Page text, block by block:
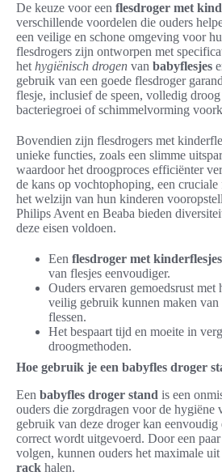
De keuze voor een flesdroger met
verschillende voordelen die ouders
een veilige en schone omgeving voor
flesdrogers zijn ontworpen met
het hygiënisch drogen van babyflesjes
gebruik van een goede flesdroger
flesje, inclusief de speen, volledig
bacteriegroei of schimmelvorming
Bovendien zijn flesdrogers met
unieke functies, zoals een slimme
waardoor het droogproces efficiënter
de kans op vochtophoping, een
het welzijn van hun kinderen
Philips Avent en Beaba bieden
deze eisen voldoen.
Een flesdroger met kinderflesjes
van flesjes eenvoudiger.
Ouders ervaren gemoedsrust met
veilig gebruik kunnen maken van
flessen.
Het bespaart tijd en moeite in
droogmethoden.
Hoe gebruik je een babyfles droger
Een babyfles droger stand is een
ouders die zorgdragen voor de hygiëne
gebruik van deze droger kan
correct wordt uitgevoerd. Door een
volgen, kunnen ouders het maximale uit
rack halen.